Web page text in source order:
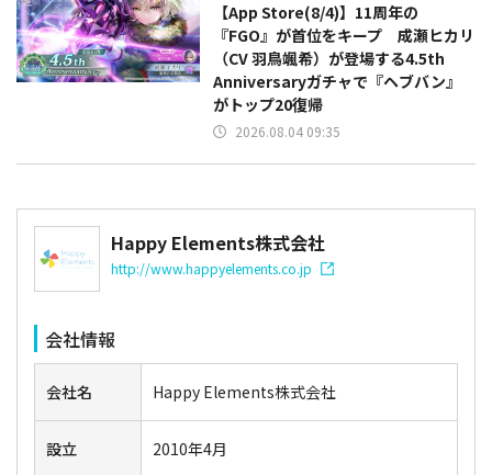
【App Store(8/4)】11周年の
『FGO』が首位をキープ 成瀬ヒカリ
（CV 羽鳥颯希）が登場する4.5th
Anniversaryガチャで『ヘブバン』
がトップ20復帰
2026.08.04 09:35
Happy Elements株式会社
http://www.happyelements.co.jp
会社情報
会社名 Happy Elements株式会社
設立 2010年4月